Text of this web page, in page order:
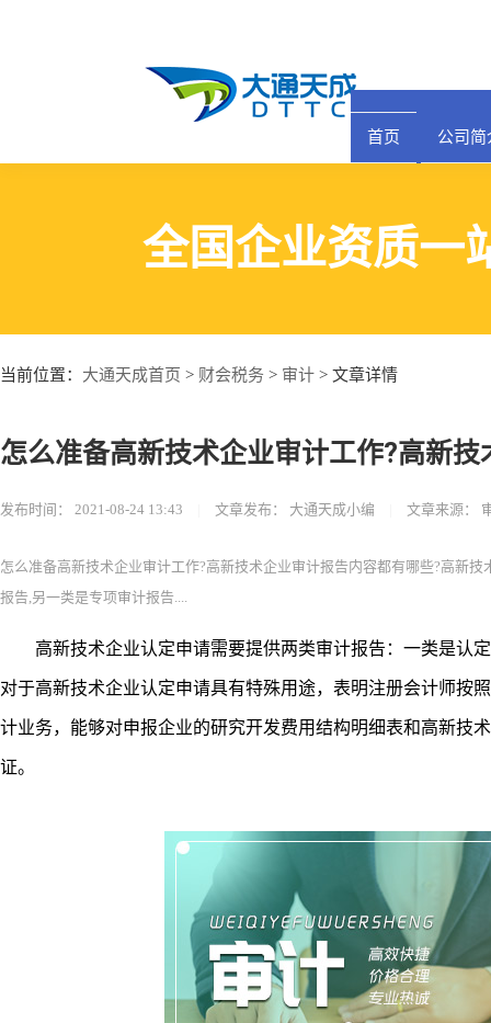
首页 公司简
全国企业资质一
当前位置： 大通天成首页 > 财会税务 > 审计 > 文章详情
怎么准备高新技术企业审计工作?高新
发布时间： 2021-08-24 13:43 文章发布： 大通天成小编 文章来源：
怎么准备高新技术企业审计工作?高新技术企业审计报告内容都有哪些?​​高新
报告,另一类是专项审计报告....
高新技术企业认定申请需要提供两类审计报告：一类是认
对于高新技术企业认定申请具有特殊用途，表明注册会计师按
计业务，能够对申报企业的研究开发费用结构明细表和高新技
证。